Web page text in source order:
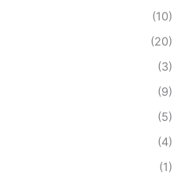
(10)
(20)
(3)
(9)
(5)
(4)
(1)